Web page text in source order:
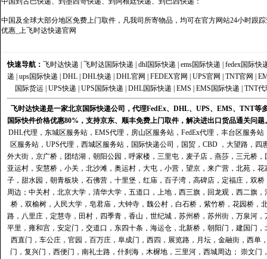
中国及全球大部分地区免费上门取件，凡我司所寄物品，均可在官方网站24小时跟
优惠_上飞时达快递官网
快速导航： 飞时达快递 飞时达国际快递 dhl国际快递 ems国际快递
fedex国际快
递
ups国际快递 DHL DHL快递 DHL官网 FEDEX官网 UPS官网 TNT官网
国际货运| UPS快递 UPS国际快递 DHL国际快递 EMS EMS国际快递 TNT代
飞时达快递是一家北京国际快递公司，代理FedEx、DHL、UPS、EMS、TNT
国际快件价格优惠80%，支持京东、顺丰免费上门取件，解决进出口货品通关问题
DHL代理 ， 东城区服务站 ， EMS代理 ， 房山区服务站 ， FedEx代理 ， 丰台区服务站
区服务站， UPS代理 ， 西城区服务站， 国际快递公司 ，国贸，CBD ，大望路，
外大街，京广桥，团结湖，朝阳公园，呼家楼，三里屯，麦子店，燕莎，三元桥
亚运村，安慧桥，小关，北沙滩，奥运村，大屯，小营，望京，来广营，北苑，
子，甜水园，朝青板块，石佛营，十里堡，红庙，百子湾，高碑店，定福庄，双
周边；中关村，北京大学，清华大学，五道口，上地，西三旗，回龙观，西二旗
桥，双榆树，人民大学，皂君庙，大钟寺，魏公村，白石桥，紫竹桥，花园桥
路，八里庄，定慧寺，田村，四季青，香山，世纪城，苏州桥，苏州街，万泉河
平里，雍和宫，安定门，交道口，东四十条，海运仓，北新桥，朝阳门，建国门
西直门，车公庄，官园，百万庄，阜成门，西四，展览路，月坛，金融街，西
门，复兴门，西便门，南礼士路，什刹海，木樨地，三里河，西城周边； 崇文